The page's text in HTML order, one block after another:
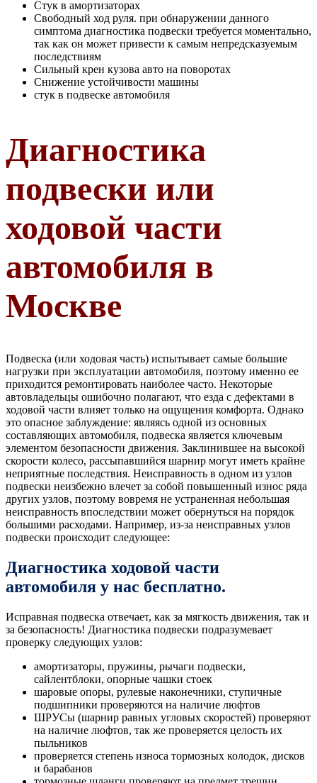
Cтук в амортизаторах
Cвободный ход руля. при обнаружении данного
симптома диагностика подвески требуется моментально,
так как он может привести к самым непредсказуемым
последствиям
Cильный крен кузова авто на поворотах
Cнижение устойчивости машины
стук в подвеске автомобиля
Диагностика
подвески или
ходовой части
автомобиля в
Москве
Подвеска (или ходовая часть) испытывает самые большие
нагрузки при эксплуатации автомобиля, поэтому именно ее
приходится ремонтировать наиболее часто. Некоторые
автовладельцы ошибочно полагают, что езда с дефектами в
ходовой части влияет только на ощущения комфорта. Однако
это опасное заблуждение: являясь одной из основных
составляющих автомобиля, подвеска является ключевым
элементом безопасности движения. Заклинившее на высокой
скорости колесо, рассыпавшийся шарнир могут иметь крайне
неприятные последствия. Неисправность в одном из узлов
подвески неизбежно влечет за собой повышенный износ ряда
других узлов, поэтому вовремя не устраненная небольшая
неисправность впоследствии может обернуться на порядок
большими расходами. Например, из-за неисправных узлов
подвески происходит следующее:
Диагностика ходовой части
автомобиля у нас бесплатно.
Исправная подвеска отвечает, как за мягкость движения, так и
за безопасность! Диагностика подвески подразумевает
проверку следующих узлов:
амортизаторы, пружины, рычаги подвески,
сайлентблоки, опорные чашки стоек
шаровые опоры, рулевые наконечники, ступичные
подшипники проверяются на наличие люфтов
ШРУСы (шарнир равных угловых скоростей) проверяют
на наличие люфтов, так же проверяется целость их
пыльников
проверяется степень износа тормозных колодок, дисков
и барабанов